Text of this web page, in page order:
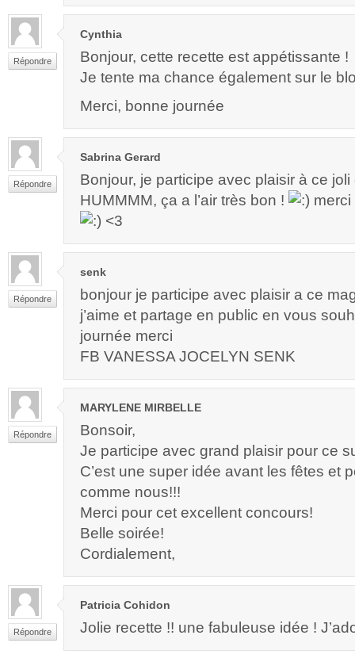
Répondre
Cynthia
Bonjour, cette recette est appétissante !
Je tente ma chance également sur le
Merci, bonne journée
Répondre
Sabrina Gerard
Bonjour, je participe avec plaisir à ce
HUMMMM, ça a l’air très bon !
<3
Répondre
senk
bonjour je participe avec plaisir a ce
j’aime et partage en public en vous
journée merci
FB VANESSA JOCELYN SENK
Répondre
MARYLENE MIRBELLE
Bonsoir,
Je participe avec grand plaisir pour ce
C’est une super idée avant les fêtes et
comme nous!!!
Merci pour cet excellent concours!
Belle soirée!
Cordialement,
Répondre
Patricia Cohidon
Jolie recette !! une fabuleuse idée !